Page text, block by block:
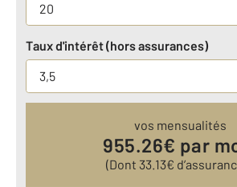
Taux d'intérêt (hors assurances)
vos mensualités
955.26€ par
(Dont 33.13€